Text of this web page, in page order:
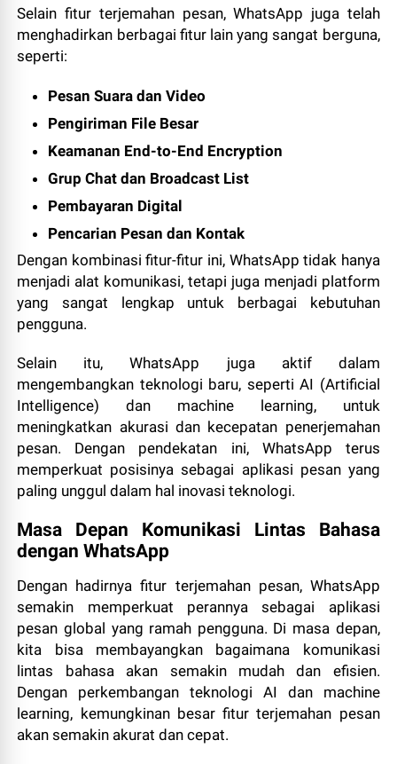
Selain fitur terjemahan pesan, WhatsApp juga telah
menghadirkan berbagai fitur lain yang sangat berguna,
seperti:
Pesan Suara dan Video
Pengiriman File Besar
Keamanan End-to-End Encryption
Grup Chat dan Broadcast List
Pembayaran Digital
Pencarian Pesan dan Kontak
Dengan kombinasi fitur-fitur ini, WhatsApp tidak hanya
menjadi alat komunikasi, tetapi juga menjadi platform
yang sangat lengkap untuk berbagai kebutuhan
pengguna.
Selain itu, WhatsApp juga aktif dalam
mengembangkan teknologi baru, seperti AI (Artificial
Intelligence) dan machine learning, untuk
meningkatkan akurasi dan kecepatan penerjemahan
pesan. Dengan pendekatan ini, WhatsApp terus
memperkuat posisinya sebagai aplikasi pesan yang
paling unggul dalam hal inovasi teknologi.
Masa Depan Komunikasi Lintas Bahasa
dengan WhatsApp
Dengan hadirnya fitur terjemahan pesan, WhatsApp
semakin memperkuat perannya sebagai aplikasi
pesan global yang ramah pengguna. Di masa depan,
kita bisa membayangkan bagaimana komunikasi
lintas bahasa akan semakin mudah dan efisien.
Dengan perkembangan teknologi AI dan machine
learning, kemungkinan besar fitur terjemahan pesan
akan semakin akurat dan cepat.